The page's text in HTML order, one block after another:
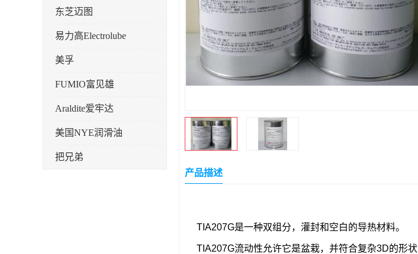
东芝迈图
易力高Electrolube
美孚
FUMIO富见雄
Araldite爱牢达
美国NYE润滑油
把兄弟
产品描述
TIA207G是一种双组分，灌封和空白的导热材料。
TIA207G流动性允许它是盆栽，并符合复杂3D的形状